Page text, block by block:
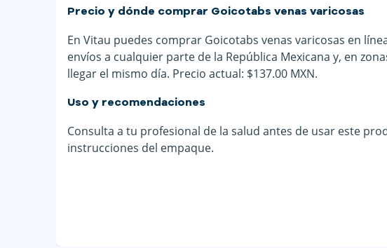
Precio y dónde comprar Goicotabs venas varicosas
En Vitau puedes comprar Goicotabs venas varicosas en
envíos a cualquier parte de la República Mexicana y, en
llegar el mismo día. Precio actual: $137.00 MXN.
Uso y recomendaciones
Consulta a tu profesional de la salud antes de usar este
instrucciones del empaque.